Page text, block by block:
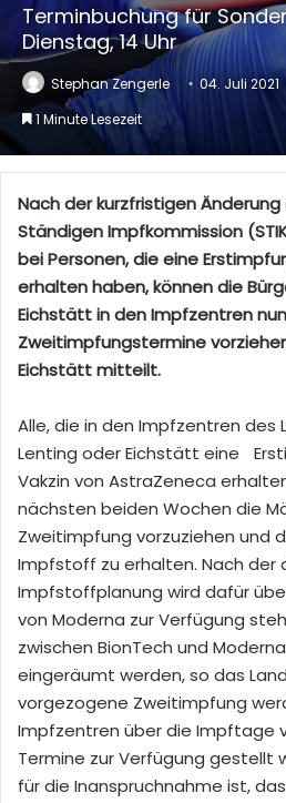
Terminbuchung für
Dienstag, 14 Uhr
Stephan Zengerle 04. Juli 2021
1 Minute Lesezeit
Nach der kurzfristigen
Ständigen Impfkommission
bei Personen, die eine
erhalten haben, können die
Eichstätt in den Impfzentren
Zweitimpfungstermine
Eichstätt mitteilt.
Alle, die in den Impfzentren des
Lenting oder Eichstätt eine
Vakzin von AstraZeneca
nächsten beiden Wochen die
Zweitimpfung vorzuziehen und
Impfstoff zu erhalten. Nach der
Impfstoffplanung wird dafür
von Moderna zur Verfügung
zwischen BionTech und
eingeräumt werden, so das
vorgezogene Zweitimpfung
Impfzentren über die Impftage
Termine zur Verfügung gestellt
für die Inanspruchnahme ist,